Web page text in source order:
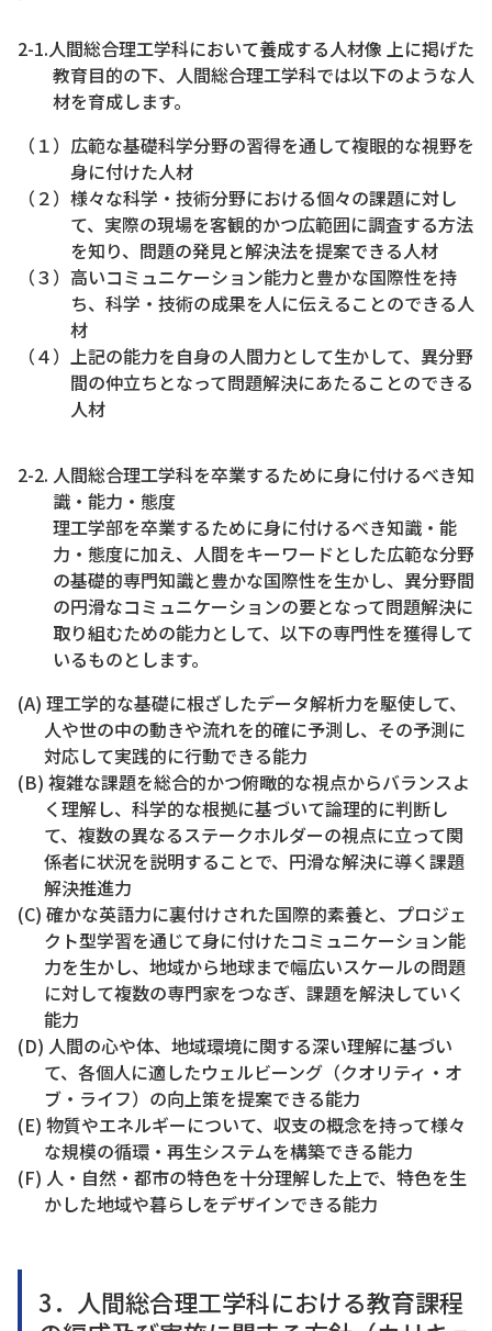
2-1.人間総合理工学科において養成する人材像 上に掲げた
教育目的の下、人間総合理工学科では以下のような人
材を育成します。
（１）広範な基礎科学分野の習得を通して複眼的な視野を
身に付けた人材
（２）様々な科学・技術分野における個々の課題に対し
て、実際の現場を客観的かつ広範囲に調査する方法
を知り、問題の発見と解決法を提案できる人材
（３）高いコミュニケーション能力と豊かな国際性を持
ち、科学・技術の成果を人に伝えることのできる人
材
（４）上記の能力を自身の人間力として生かして、異分野
間の仲立ちとなって問題解決にあたることのできる
人材
2-2. 人間総合理工学科を卒業するために身に付けるべき知
識・能力・態度
理工学部を卒業するために身に付けるべき知識・能
力・態度に加え、人間をキーワードとした広範な分野
の基礎的専門知識と豊かな国際性を生かし、異分野間
の円滑なコミュニケーションの要となって問題解決に
取り組むための能力として、以下の専門性を獲得して
いるものとします。
(A) 理工学的な基礎に根ざしたデータ解析力を駆使して、
人や世の中の動きや流れを的確に予測し、その予測に
対応して実践的に行動できる能力
(B) 複雑な課題を総合的かつ俯瞰的な視点からバランスよ
く理解し、科学的な根拠に基づいて論理的に判断し
て、複数の異なるステークホルダーの視点に立って関
係者に状況を説明することで、円滑な解決に導く課題
解決推進力
(C) 確かな英語力に裏付けされた国際的素養と、プロジェ
クト型学習を通じて身に付けたコミュニケーション能
力を生かし、地域から地球まで幅広いスケールの問題
に対して複数の専門家をつなぎ、課題を解決していく
能力
(D) 人間の心や体、地域環境に関する深い理解に基づい
て、各個人に適したウェルビーング（クオリティ・オ
ブ・ライフ）の向上策を提案できる能力
(E) 物質やエネルギーについて、収支の概念を持って様々
な規模の循環・再生システムを構築できる能力
(F) 人・自然・都市の特色を十分理解した上で、特色を生
かした地域や暮らしをデザインできる能力
3．人間総合理工学科における教育課程